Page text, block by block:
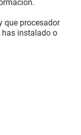
que procesador
has instalado o